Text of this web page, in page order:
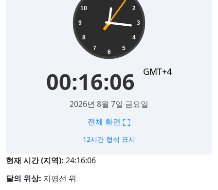
2
3
4
5
6
7
8
9
10
00:16:07 GMT+4
2026년 8월 7일 금요일
전체 화면 ⛶
12시간 형식 표시
현재 시간 (지역): 24:16:07
달의 위상: 지평선 위